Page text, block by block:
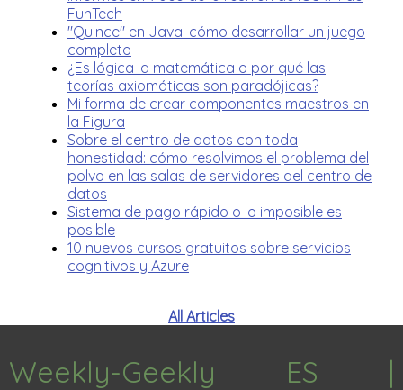
FunTech
"Quince" en Java: cómo desarrollar un juego
completo
¿Es lógica la matemática o por qué las
teorías axiomáticas son paradójicas?
Mi forma de crear componentes maestros en
la Figura
Sobre el centro de datos con toda
honestidad: cómo resolvimos el problema del
polvo en las salas de servidores del centro de
datos
Sistema de pago rápido o lo imposible es
posible
10 nuevos cursos gratuitos sobre servicios
cognitivos y Azure
All Articles
Weekly-Geekly ES |